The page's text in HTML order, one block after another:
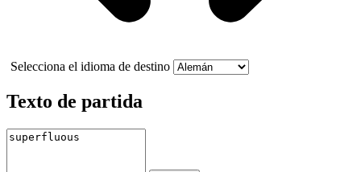
Selecciona el idioma de destino
Texto de partida